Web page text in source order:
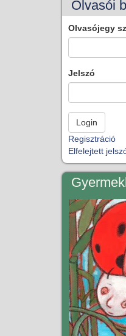
Olvasói
Olvasójegy
Jelszó
Regisztráció
Elfelejtett